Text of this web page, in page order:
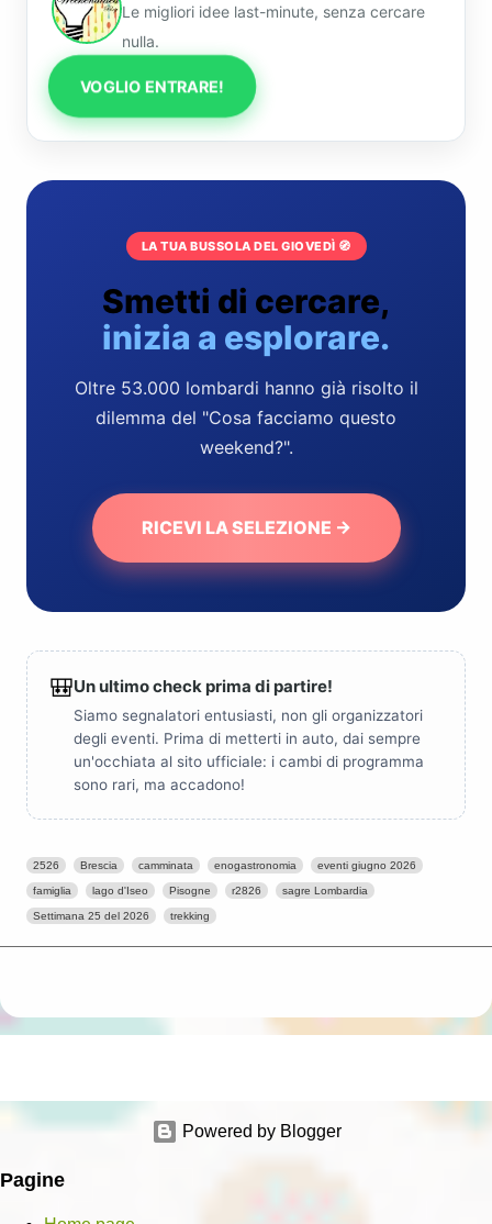
Le migliori idee last-minute, senza cercare
nulla.
VOGLIO ENTRARE!
LA TUA BUSSOLA DEL GIOVEDÌ 🧭
Smetti di cercare,
inizia a esplorare.
Oltre 53.000 lombardi hanno già risolto il
dilemma del "Cosa facciamo questo
weekend?".
RICEVI LA SELEZIONE →
🎒Un ultimo check prima di partire!
Siamo segnalatori entusiasti, non gli organizzatori
degli eventi. Prima di metterti in auto, dai sempre
un'occhiata al sito ufficiale: i cambi di programma
sono rari, ma accadono!
2526 Brescia camminata enogastronomia eventi giugno 2026
famiglia lago d'Iseo Pisogne r2826 sagre Lombardia
Settimana 25 del 2026 trekking
Powered by Blogger
Pagine